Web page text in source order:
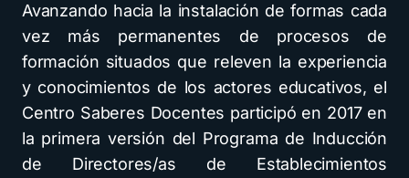
Avanzando hacia la instalación de formas cada
vez más permanentes de procesos de
formación situados que releven la experiencia
y conocimientos de los actores educativos, el
Centro Saberes Docentes participó en 2017 en
la primera versión del Programa de Inducción
de Directores/as de Establecimientos